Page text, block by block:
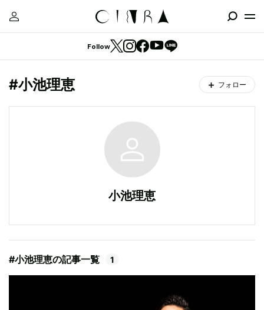
Follow
#小池理恵 フォロー
小池理恵
#小池理恵の記事一覧 1